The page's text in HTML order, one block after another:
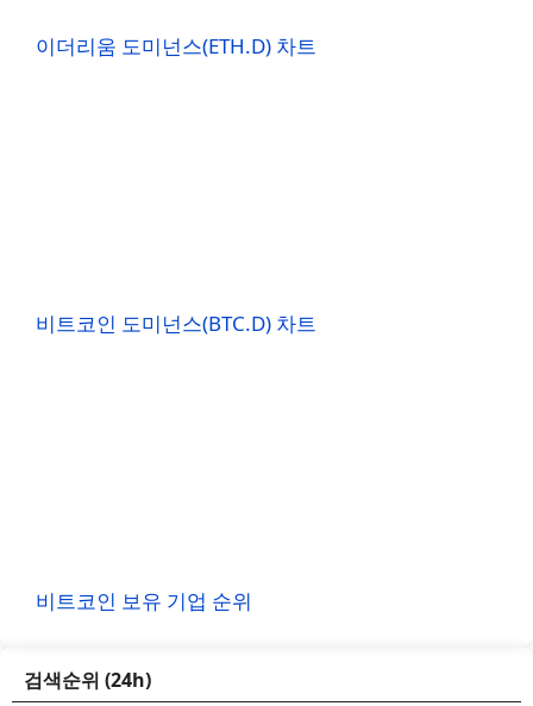
이더리움 도미넌스(ETH.D) 차트
비트코인 도미넌스(BTC.D) 차트
비트코인 보유 기업 순위
검색순위 (24h)